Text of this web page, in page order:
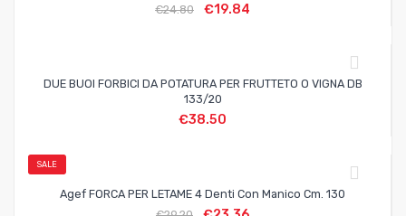
€24.80 €19.84
DUE BUOI FORBICI DA POTATURA PER FRUTTETO O VIGNA DB
133/20
€38.50
SALE
Agef FORCA PER LETAME 4 Denti Con Manico Cm. 130